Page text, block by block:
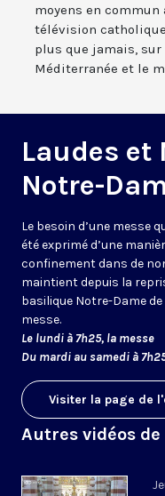
moyens en commun
télévision
plus que jamais,
Méditerranée et le
Laudes et
Notre-
Le besoin d’une messe
été exprimé d’une
confinement dans de
maintient depuis la
basilique Notre-Dame
messe.
Le lundi à 7h25, la messe
Du mardi au samedi à
Visiter la page de
Autres vidéos